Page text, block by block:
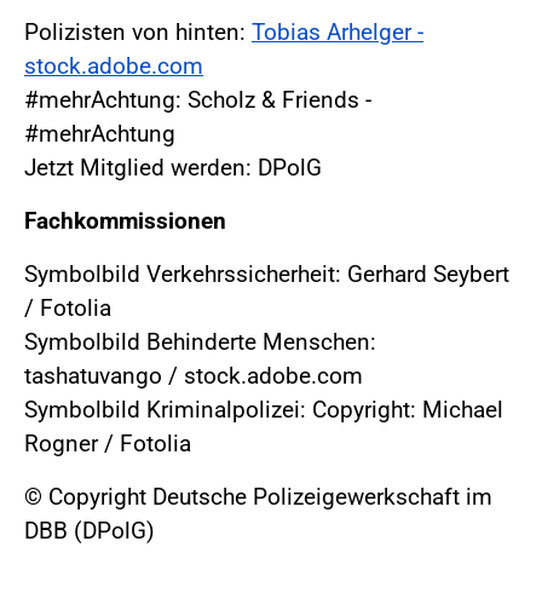
Polizisten von hinten: Tobias Arhelger -
stock.adobe.com
#mehrAchtung: Scholz & Friends -
#mehrAchtung
Jetzt Mitglied werden: DPolG
Fachkommissionen
Symbolbild Verkehrssicherheit: Gerhard Seybert
/ Fotolia
Symbolbild Behinderte Menschen:
tashatuvango / stock.adobe.com
Symbolbild Kriminalpolizei: Copyright: Michael
Rogner / Fotolia
© Copyright Deutsche Polizeigewerkschaft im
DBB (DPolG)